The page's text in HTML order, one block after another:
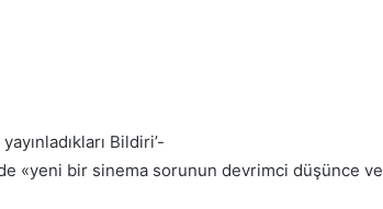
Bildiri’-
«yeni bir sinema sorunun devrimci düşünce ve